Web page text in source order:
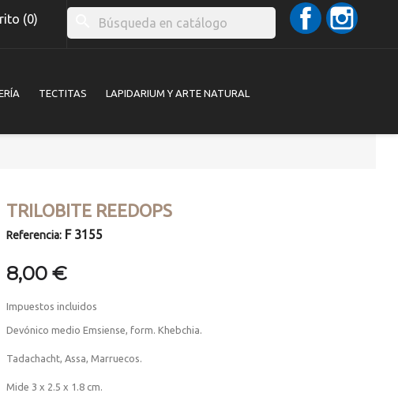
(0)
Facebook
TECTITAS LAPIDARIUM Y ARTE NATURAL
TRILOBITE REEDOPS
Referencia: F 3155
8,00 €
Impuestos incluidos
Devónico medio Emsiense, form. Khebchia.
Tadachacht, Assa, Marruecos.
Mide 3 x 2.5 x 1.8 cm.